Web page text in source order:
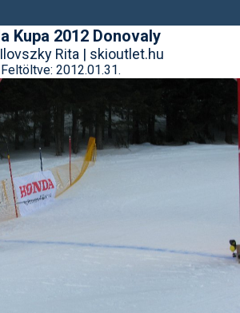
Kupa 2012 Donovaly
Rita | skioutlet.hu
Feltöltve: 2012.01.31.